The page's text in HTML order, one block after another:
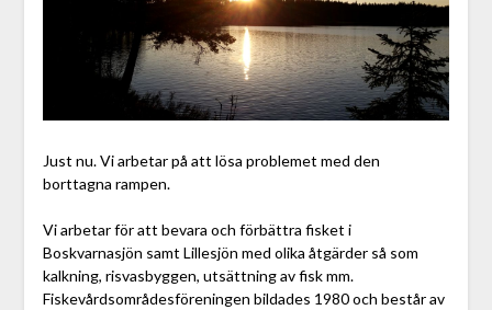
Just nu. Vi arbetar på att lösa problemet med den
borttagna rampen.
Vi arbetar för att bevara och förbättra fisket i
Boskvarnasjön samt Lillesjön med olika åtgärder så som
kalkning, risvasbyggen, utsättning av fisk mm.
Fiskevårdsområdesföreningen bildades 1980 och består av